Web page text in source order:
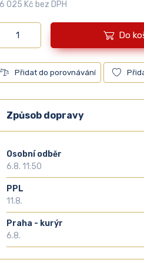
025 Kč bez DPH
Do
Přidat do porovnávání
Způsob dopravy
Osobní odběr
6.8. 11:50
PPL
11.8.
Praha - kurýr
6.8.